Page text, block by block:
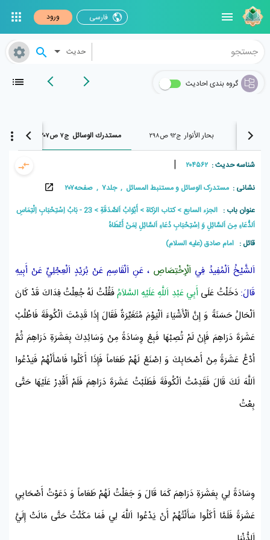
فارسی ورود
حدیث
گروه بندی احادیث
بحار الأنوار ج۹۲ ص۲۹۸ مستدرك الوسائل ج۷ ص۲۰۷
شناسه حدیث : ۲۰۴۵۶۲ |
نشانی : مستدرک الوسائل و مستنبط المسائل , جلد۷ , صفحه۲۰۷
عنوان باب : الجزء السابع كتاب الزكاة أَبْوَابُ اَلصَّدَقَةِ
23 - بَابُ اِسْتِحْبَابِ اِلْتِمَاسِ
اَلدُّعَاءِ مِنَ اَلسَّائِلِ وَ اِسْتِحْبَابِ دُعَاءِ اَلسَّائِلِ لِمَنْ أَعْطَاهُ
قائل : امام صادق (علیه السلام)
اَلشَّيْخُ اَلْمُفِيدُ فِي اَلْإِخْتِصَاصِ ، عَنِ اَلْقَاسِمِ عَنْ بُرَيْدٍ اَلْعِجْلِيِّ عَنْ أَبِيهِ
قَالَ: دَخَلْتُ عَلَى أَبِي عَبْدِ اَللَّهِ عَلَيْهِ السَّلاَمُفَقُلْتُ لَهُ جُعِلْتُ فِدَاكَ قَدْ كَانَ
اَلْحَالُ حَسَنَةً وَ إِنَّ اَلْأَشْيَاءَ اَلْيَوْمَ مُتَغَيِّرَةٌ فَقَالَ إِذَا قَدِمْتَ اَلْكُوفَةَ فَاطْلُبْ
عَشَرَةَ دَرَاهِمَ فَإِنْ لَمْ تُصِبْهَا فَبِعْ وِسَادَةً مِنْ وَسَائِدِكَ بِعَشَرَةِ دَرَاهِمَ ثُمَّ
اُدْعُ عَشَرَةً مِنْ أَصْحَابِكَ وَ اِصْنَعْ لَهُمْ طَعَاماً فَإِذَا أَكَلُوا فَاسْأَلْهُمْ فَيَدْعُوا
اَللَّهَ لَكَ قَالَ فَقَدِمْتُ اَلْكُوفَةَ فَطَلَبْتُ عَشَرَةَ دَرَاهِمَ فَلَمْ أَقْدِرْ عَلَيْهَا حَتَّى
بِعْتُ
وِسَادَةً لِي بِعَشَرَةِ دَرَاهِمَ كَمَا قَالَ وَ جَعَلْتُ لَهُمْ طَعَاماً وَ دَعَوْتُ أَصْحَابِي
عَشَرَةً فَلَمَّا أَكَلُوا سَأَلْتُهُمْ أَنْ يَدْعُوا اَللَّهَ لِي فَمَا مَكَثْتُ حَتَّى مَالَتْ إِلَيَّ